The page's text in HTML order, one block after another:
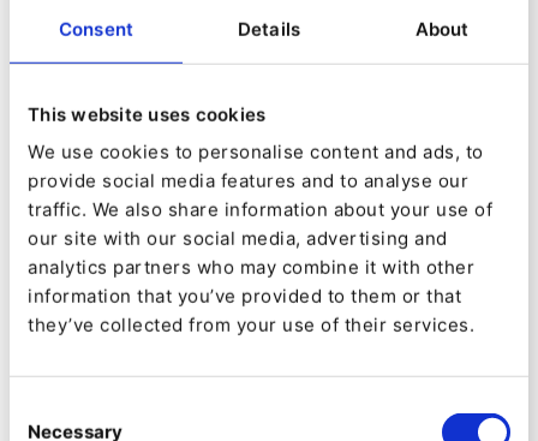
Consent Details About
This website uses cookies
We use cookies to personalise content and ads, to
provide social media features and to analyse our
traffic. We also share information about your use of
our site with our social media, advertising and
analytics partners who may combine it with other
information that you’ve provided to them or that
they’ve collected from your use of their services.
Necessary
Avantages pour la gestion
de contenu
La mise en œuvre de QNTM Connect pour la
révision de contenu offre plusieurs avantages :